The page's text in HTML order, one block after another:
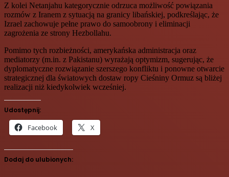
Z kolei Netanjahu kategorycznie odrzuca możliwość powiązania
rozmów z Iranem z sytuacją na granicy libańskiej, podkreślając, że
Izrael zachowuje pełne prawo do samoobrony i eliminacji
zagrożenia ze strony Hezbollahu.
Pomimo tych rozbieżności, amerykańska administracja oraz
mediatorzy (m.in. z Pakistanu) wyrażają optymizm, sugerując, że
dyplomatyczne rozwiązanie szerszego konfliktu i ponowne otwarcie
strategicznej dla światowych dostaw ropy Cieśniny Ormuz są bliżej
realizacji niż kiedykolwiek wcześniej.
Udostępnij:
Facebook X
Dodaj do ulubionych: